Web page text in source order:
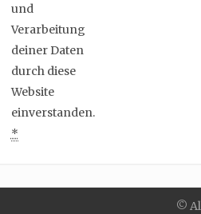
und
Verarbeitung
deiner Daten
durch diese
Website
einverstanden.
*
©